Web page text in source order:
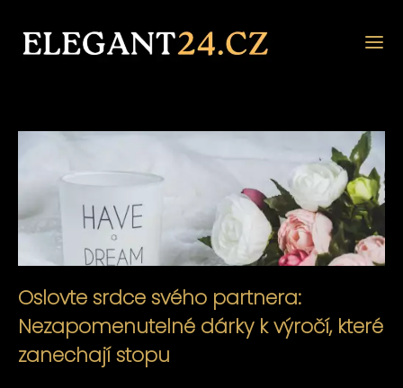
Oslovte srdce svého partnera:
Nezapomenutelné dárky k výročí, které
zanechají stopu